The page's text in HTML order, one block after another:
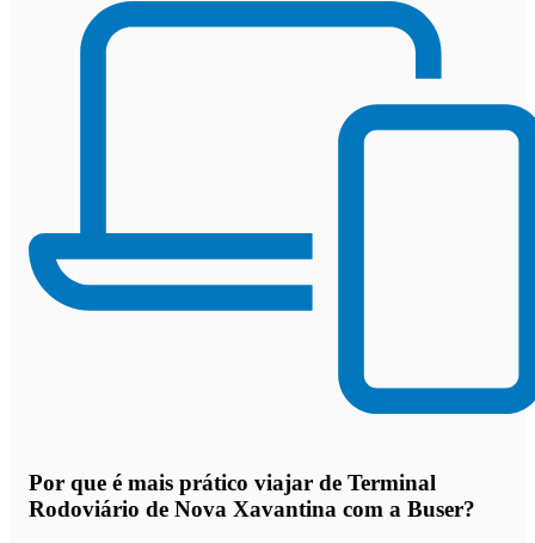
Por que é mais prático viajar de Terminal
Rodoviário de Nova Xavantina com a Buser?